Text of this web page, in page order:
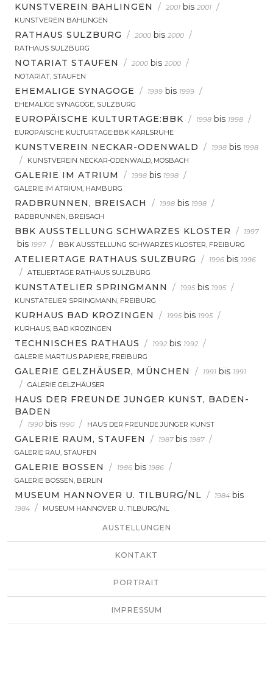
KUNSTVEREIN BAHLINGEN / 2001 bis 2001 /
KUNSTVEREIN BAHLINGEN
RATHAUS SULZBURG / 2000 bis 2000 /
RATHAUS SULZBURG
NOTARIAT STAUFEN / 2000 bis 2000 /
NOTARIAT, STAUFEN
EHEMALIGE SYNAGOGE / 1999 bis 1999 /
EHEMALIGE SYNAGOGE, SULZBURG
EUROPÄISCHE KULTURTAGE:BBK / 1998 bis 1998 /
EUROPÄISCHE KULTURTAGE:BBK KARLSRUHE
KUNSTVEREIN NECKAR-ODENWALD / 1998 bis 1998
/ KUNSTVEREIN NECKAR-ODENWALD, MOSBACH
GALERIE IM ATRIUM / 1998 bis 1998 /
GALERIE IM ATRIUM, HAMBURG
RADBRUNNEN, BREISACH / 1998 bis 1998 /
RADBRUNNEN, BREISACH
BBK AUSSTELLUNG SCHWARZES KLOSTER / 1997
bis 1997 / BBK AUSSTELLUNG SCHWARZES KLOSTER, FREIBURG
ATELIERTAGE RATHAUS SULZBURG / 1996 bis 1996
/ ATELIERTAGE RATHAUS SULZBURG
KUNSTATELIER SPRINGMANN / 1995 bis 1995 /
KUNSTATELIER SPRINGMANN, FREIBURG
KURHAUS BAD KROZINGEN / 1995 bis 1995 /
KURHAUS, BAD KROZINGEN
TECHNISCHES RATHAUS / 1992 bis 1992 /
GALERIE MARTIUS PAPIERE, FREIBURG
GALERIE GELZHÄUSER, MÜNCHEN / 1991 bis 1991
/ GALERIE GELZHÄUSER
HAUS DER FREUNDE JUNGER KUNST, BADEN-
BADEN
/
1990 bis 1990 / HAUS DER FREUNDE JUNGER KUNST
GALERIE RAUM, STAUFEN / 1987 bis 1987 /
GALERIE RAU, STAUFEN
GALERIE BOSSEN / 1986 bis 1986 /
GALERIE BOSSEN, BERLIN
MUSEUM HANNOVER U. TILBURG/NL / 1984 bis
1984 / MUSEUM HANNOVER U. TILBURG/NL
AUSTELLUNGEN
KONTAKT
PORTRAIT
IMPRESSUM